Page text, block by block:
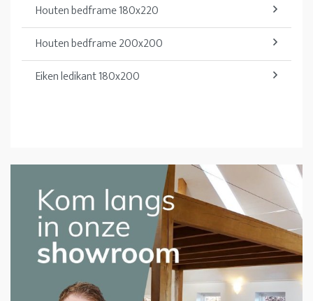
Houten bedframe 180x220
Houten bedframe 200x200
Eiken ledikant 180x200